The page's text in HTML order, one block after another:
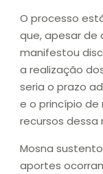
O processo
que, apesar de
manifestou
a realização
seria o prazo
e o princípio de
recursos dessa
Mosna
aportes